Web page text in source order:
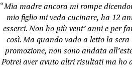
“Mia madre ancora mi rompe
mio figlio mi veda cucinare, ha 12
esserci. Non ho più vent’ anni e per
così. Ma quando vado a letto la
promozione, non sono andata
Potrei aver avuto altri risultati ma ho